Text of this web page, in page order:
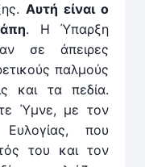
Αυτή είναι ο
. Η Ύπαρξη
σε άπειρες
παλμούς
και τα πεδία.
Ύμνε, με τον
που
του και τον